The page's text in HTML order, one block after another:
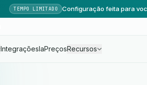
TEMPO LIMITADO Configuração feita para
IntegraçõesIaPreçosRecursos